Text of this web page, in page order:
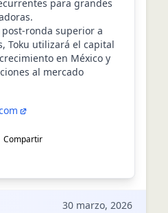
para grandes
ronda superior a
Toku utilizará el capital
en México y
al mercado
Compartir
30 marzo, 2026